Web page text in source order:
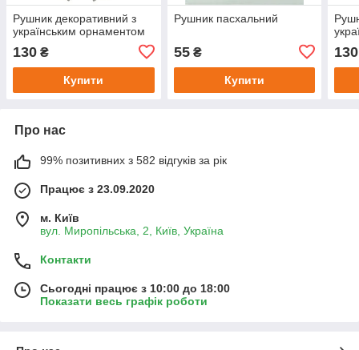
Рушник декоративний з
українським орнаментом
130 ₴
Купити
Рушник пасхальний
55₴
Купити
130
Про нас
99% позитивних з 582 відгуків за рік
Працює з 23.09.2020
м. Київ
вул. Миропільська, 2, Київ, Україна
Контакти
Сьогодні працює з 10:00 до 18:00
Показати весь графік роботи